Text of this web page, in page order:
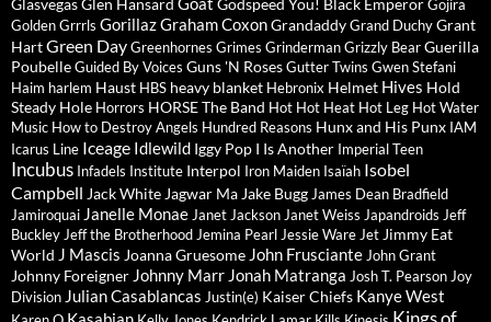
GlasvegasGlen Hansard Godspeed You! Black EmperorGojira
Golden Grrrls GorillazGraham CoxonGrandaddyGrand DuchyGrant
HartGreen DayGreenhornes Grimes GrindermanGrizzly BearGuerilla
PoubelleGuided By Voices Guns 'N RosesGutter Twins Gwen Stefani
Haim harlem Haust HBS heavy blanket Hebronix Helmet Hives Hold
Steady Hole Horrors HORSE The Band Hot Hot Heat Hot Leg Hot Water
Music How to Destroy Angels Hundred Reasons Hunx and His Punx IAM
Icarus Line Iceage Idlewild Iggy Pop I Is Another Imperial Teen
Incubus Infadels Institute Interpol Iron Maiden Isaïah Isobel
Campbell Jack White Jagwar Ma Jake Bugg James Dean Bradfield
Jamiroquai Janelle Monae Janet Jackson Janet Weiss Japandroids Jeff
Buckley Jeff the Brotherhood Jemina Pearl Jessie Ware Jet Jimmy Eat
World J Mascis Joanna Gruesome John Frusciante John Grant
Johnny Foreigner Johnny Marr Jonah Matranga Josh T. Pearson Joy
Division Julian Casablancas Justin(e) Kaiser Chiefs Kanye West